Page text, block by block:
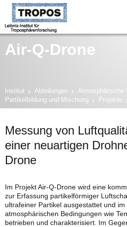
Air-Q-Drone
Institut Abteilungen Atmosphärische
Partikelbildung und Mischung
Projekte
Messung von
einer neuartigen
Drone
Im Projekt Air-Q-Drone wird eine
zur Erfassung partikelförmiger
ultrafeiner Partikel ausgestattet und
atmosphärischen Bedingungen wie
betrieben und charakterisiert. Im